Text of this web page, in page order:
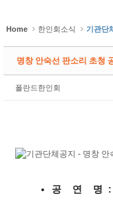
Home 한인회소식 기관단
명창 안숙선 판소리 초청
폴란드한인회
공 연 명 :